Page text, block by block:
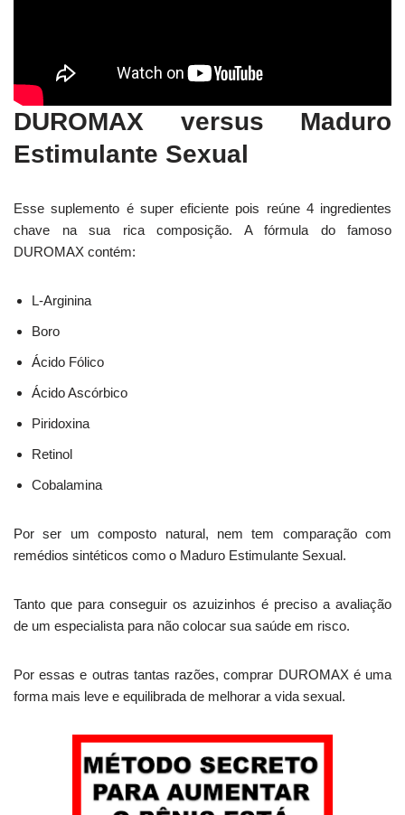
DUROMAX versus Maduro
Estimulante Sexual
Esse suplemento é super eficiente pois reúne 4 ingredientes
chave na sua rica composição. A fórmula do famoso
DUROMAX contém:
L-Arginina
Boro
Ácido Fólico
Ácido Ascórbico
Piridoxina
Retinol
Cobalamina
Por ser um composto natural, nem tem comparação com
remédios sintéticos como o Maduro Estimulante Sexual.
Tanto que para conseguir os azuizinhos é preciso a avaliação
de um especialista para não colocar sua saúde em risco.
Por essas e outras tantas razões, comprar DUROMAX é uma
forma mais leve e equilibrada de melhorar a vida sexual.